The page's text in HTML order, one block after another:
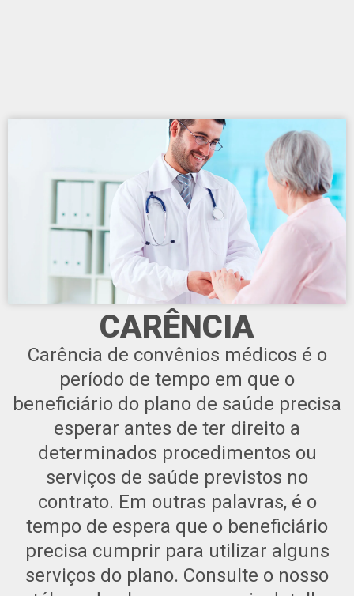
CARÊNCIA
Carência de convênios médicos é o
período de tempo em que o
beneficiário do plano de saúde precisa
esperar antes de ter direito a
determinados procedimentos ou
serviços de saúde previstos no
contrato. Em outras palavras, é o
tempo de espera que o beneficiário
precisa cumprir para utilizar alguns
serviços do plano. Consulte o nosso